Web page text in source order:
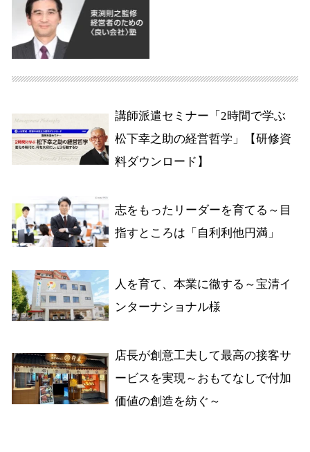
講師派遣セミナー「2時間で学ぶ
松下幸之助の経営哲学」【研修資
料ダウンロード】
志をもったリーダーを育てる～目
指すところは「自利利他円満」
人を育て、本業に徹する～宝清イ
ンターナショナル様
店長が創意工夫して最高の接客サ
ービスを実現～おもてなしで付加
価値の創造を紡ぐ～